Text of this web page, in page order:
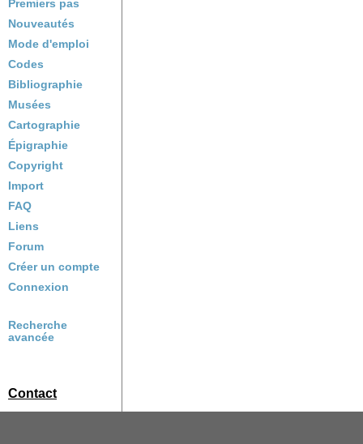
Premiers pas
Nouveautés
Mode d'emploi
Codes
Bibliographie
Musées
Cartographie
Épigraphie
Copyright
Import
FAQ
Liens
Forum
Créer un compte
Connexion
Recherche
avancée
Contact